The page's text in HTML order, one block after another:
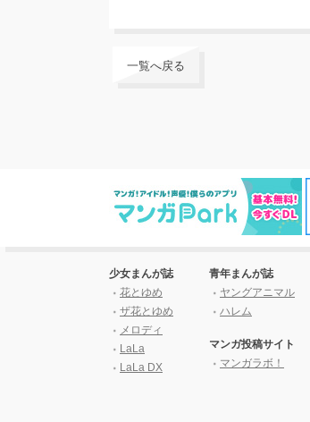
一覧へ戻る
少女まんが誌
花とゆめ
ザ花とゆめ
メロディ
LaLa
LaLa DX
青年まんが誌
ヤングアニマル
ハレム
マンガ投稿サイト
マンガラボ！